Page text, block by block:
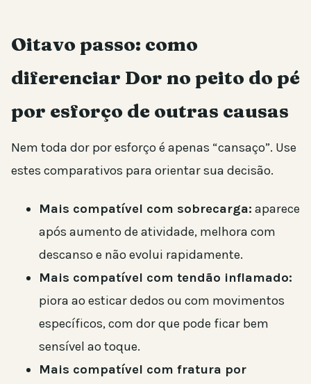
Oitavo passo: como
diferenciar Dor no peito do pé
por esforço de outras causas
Nem toda dor por esforço é apenas “cansaço”. Use
estes comparativos para orientar sua decisão.
Mais compatível com sobrecarga: aparece
após aumento de atividade, melhora com
descanso e não evolui rapidamente.
Mais compatível com tendão inflamado:
piora ao esticar dedos ou com movimentos
específicos, com dor que pode ficar bem
sensível ao toque.
Mais compatível com fratura por